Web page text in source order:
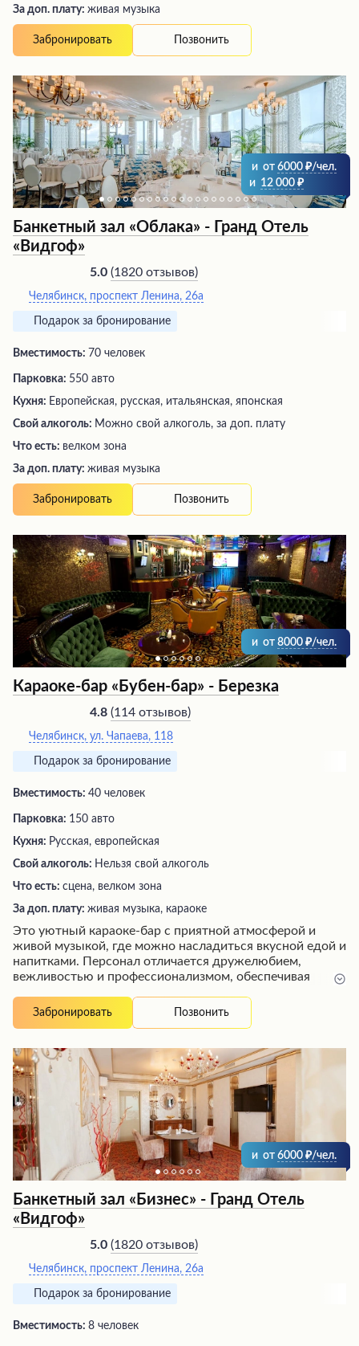
За доп. плату: живая музыка
Забронировать Позвонить
и от 6000
/чел.
и 12 000
Банкетный зал «Облака» - Гранд Отель
«Видгоф»
5.0 (1820 отзывов)
Челябинск, проспект Ленина, 26а
Подарок за бронирование
Вместимость: 70 человек
Парковка: 550 авто
Кухня: Европейская, русская, итальянская, японская
Свой алкоголь: Можно свой алкоголь, за доп. плату
Что есть: велком зона
За доп. плату: живая музыка
Забронировать Позвонить
и от 8000 /чел.
Караоке-бар «Бубен-бар» - Березка
4.8 (114 отзывов)
Челябинск, ул. Чапаева, 118
Подарок за бронирование
Вместимость: 40 человек
Парковка: 150 авто
Кухня: Русская, европейская
Свой алкоголь: Нельзя свой алкоголь
Что есть: сцена, велком зона
За доп. плату: живая музыка, караоке
Это уютный караоке-бар с приятной атмосферой и
живой музыкой, где можно насладиться вкусной едой и
напитками. Персонал отличается дружелюбием,
вежливостью и профессионализмом, обеспечивая
предлагает блюда высокого уровня, а винная карта и
разнообразие напитков, включая прекрасное пиво, не
Интерьер оформлен со вкусом, создавая атмосферу
уюта и располагающую к приятному
времяпрепровождению.
Забронировать Позвонить
и от 6000 /чел.
Банкетный зал «Бизнес» - Гранд Отель
«Видгоф»
5.0 (1820 отзывов)
Челябинск, проспект Ленина, 26а
Подарок за бронирование
Вместимость: 8 человек